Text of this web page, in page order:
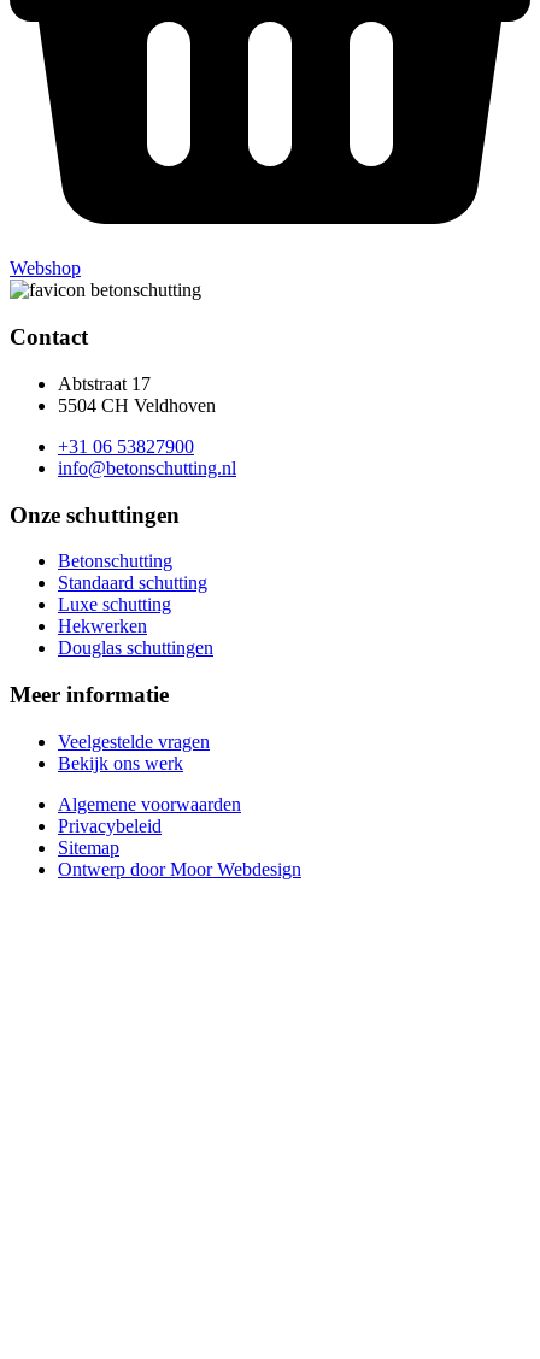
Webshop
Contact
Abtstraat 17
5504 CH Veldhoven
+31 06 53827900
info@betonschutting.nl
Onze schuttingen
Betonschutting
Standaard schutting
Luxe schutting
Hekwerken
Douglas schuttingen
Meer informatie
Veelgestelde vragen
Bekijk ons werk
Algemene voorwaarden
Privacybeleid
Sitemap
Ontwerp door Moor Webdesign